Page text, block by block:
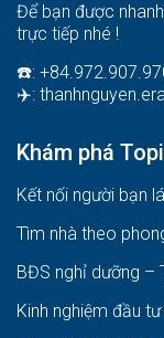
Để bạn được
trực tiếp nhé !
☎️:
✈️:
Khám phá
Kết nối người bạn
Tìm nhà theo
BĐS nghỉ dưỡng –
Kinh nghiệm đầu